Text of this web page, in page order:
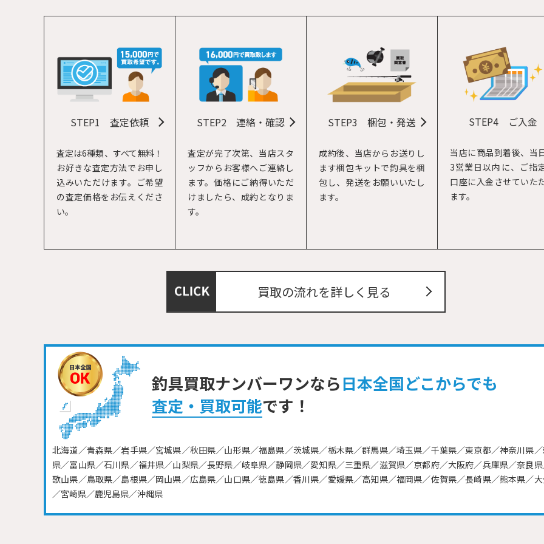
STEP1 査定依頼
査定は6種類、すべて無料！
お好きな査定方法でお申し
込みいただけます。ご希望
の査定価格をお伝えくださ
い。
STEP2 連絡・確認
査定が完了次第、当店スタ
ッフからお客様へご連絡し
ます。価格にご納得いただ
けましたら、成約となりま
す。
STEP3 梱包・発送
成約後、当店からお送りし
ます梱包キットで釣具を梱
包し、発送をお願いいたし
ます。
STEP4 ご入金
当店に商品到着後、当
3営業日以内に、ご指
口座に入金させていた
ます。
買取の流れを詳しく見る
釣具買取ナンバーワンなら日本全国どこからでも
査定・買取可能です！
北海道／青森県／岩手県／宮城県／秋田県／山形県／福島県／茨城県／栃木県／群馬県／埼玉県／千葉県／東京都／神奈川県
県／富山県／石川県／福井県／山梨県／長野県／岐阜県／静岡県／愛知県／三重県／滋賀県／京都府／大阪府／兵庫県／奈良
歌山県／鳥取県／島根県／岡山県／広島県／山口県／徳島県／香川県／愛媛県／高知県／福岡県／佐賀県／長崎県／熊本県／
／宮崎県／鹿児島県／沖縄県